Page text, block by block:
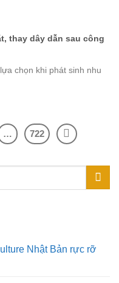
thay dây dẫn sau công
chọn khi phát sinh nhu
… 722
Nhật Bản rực rỡ